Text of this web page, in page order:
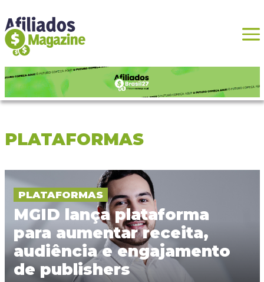
PLATAFORMAS
PLATAFORMAS
MGID lança plataforma
para aumentar receita,
audiência e engajamento
de publishers